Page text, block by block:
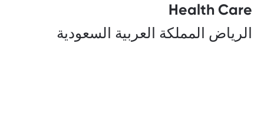
Health Care
الرياض المملكة العربية السعودية